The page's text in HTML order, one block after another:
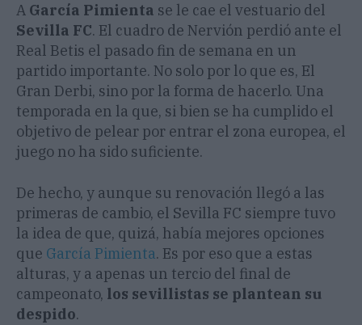
A García Pimienta se le cae el vestuario del
Sevilla FC. El cuadro de Nervión perdió ante el
Real Betis el pasado fin de semana en un
partido importante. No solo por lo que es, El
Gran Derbi, sino por la forma de hacerlo. Una
temporada en la que, si bien se ha cumplido el
objetivo de pelear por entrar el zona europea, el
juego no ha sido suficiente.
De hecho, y aunque su renovación llegó a las
primeras de cambio, el Sevilla FC siempre tuvo
la idea de que, quizá, había mejores opciones
que García Pimienta. Es por eso que a estas
alturas, y a apenas un tercio del final de
campeonato, los sevillistas se plantean su
despido.